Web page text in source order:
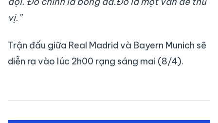
vị.”
Trận đấu giữa Real Madrid và Bayern Munich sẽ
diễn ra vào lúc 2h00 rạng sáng mai (8/4).